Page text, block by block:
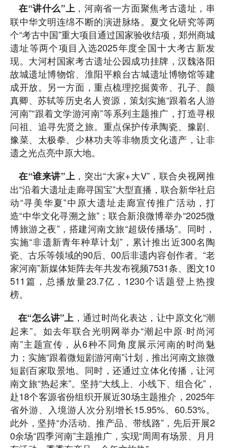
在“讲什么”上 ，河南省一方面聚焦考古遗址，串
联中华文明连绵不断的演进脉络。夏文化研究等两
个“考古中国”重大项目通过国家验收结项，郑州商城
遗址等两个项目入选2025年度全国十大考古新发
现。大河村国家考古遗址公园成功挂牌，汉魏洛阳
故城遗址博物馆、淮阳平粮台古城遗址博物馆等建
成开放。另一方面，重点梳理挖掘黄帝、孔子、颜
真卿、苏轼等历史名人资源，策划实施“跟着名人游
河南”“跟着文学游河南”等系列主题推广，打造寻根
问祖、追寻先贤之旅。重点保护传承陶瓷、豫剧、
豫菜、太极拳、少林功夫等非物质文化遗产，让非
遗之光点亮中原大地。
在“谁来讲”上 ，突出“大家+大V”，联合央视网推
出“沿着大遗址走廊寻国宝”大型直播，联合新华社启
动“寻美华夏”中原大遗址走廊宣传推广活动，打
造“中华文化寻溯之旅”；联合新浪微博举办“2025微
博旅游之夜”，搭建河南文旅“超级传播场”。同时，
实施“非遗新青年种草计划”，累计推出近300名陶
瓷、古乐等领域的90后、00后非遗内容创作者。“老
家河南”新媒体矩阵去年共发布视频7531条、图文10
511篇，总播放量23.7亿，1230个话题登上热搜
榜。
在“怎么讲”上 ，通过时尚化表达，让中原文化“潮
起来”。如去年联合光明网举办“潮起中原·时尚河
南”主题宣传，从6种不同角度展示河南的时尚魅
力；实施“跟着微短剧游河南”计划，推出河南文旅微
短剧百家取景地。同时，还通过立体化传播，让河
南文旅“热起来”。坚持“大线上、小线下、组合化”，
赴18个客源省份组织开展近30场主题推介，2025年
省外游、入境游人次分别增长15.95%、60.53%。
此外，坚持“办活动、推产品、带线路”，先后开展2
0余场“四季河南”主题推广，实现“周周有场景、月月